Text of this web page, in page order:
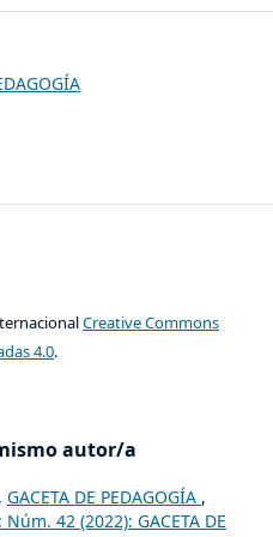
Creative Commons
4.0.
autor/a
GACETA DE PEDAGOGÍA ,
Núm. 42 (2022): GACETA DE